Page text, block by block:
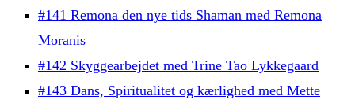
#141 Remona den nye tids Shaman med Remona
Moranis
#142 Skyggearbejdet med Trine Tao Lykkegaard
#143 Dans, Spiritualitet og kærlighed med Mette